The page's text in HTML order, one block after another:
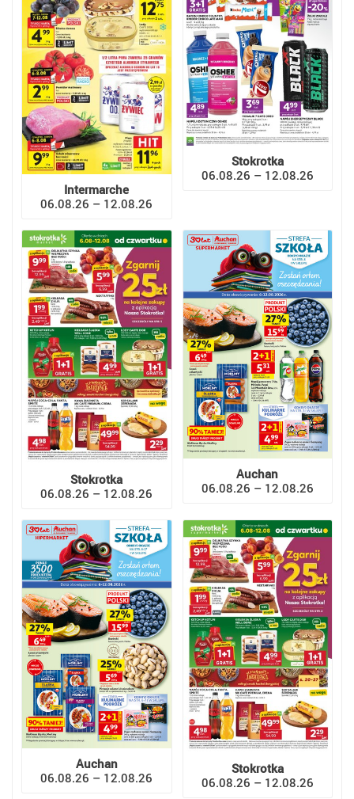
Intermarche
06.08.26 – 12.08.26
Stokrotka
06.08.26 – 12.08.26
Stokrotka
06.08.26 – 12.08.26
Auchan
06.08.26 – 12.08.26
Auchan
06.08.26 – 12.08.26
Stokrotka
06.08.26 – 12.08.26